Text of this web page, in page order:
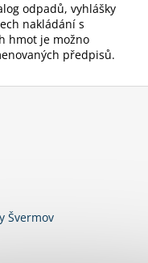
odpadů, vyhlášky
nakládání s
hmot je možno
předpisů.
Švermov